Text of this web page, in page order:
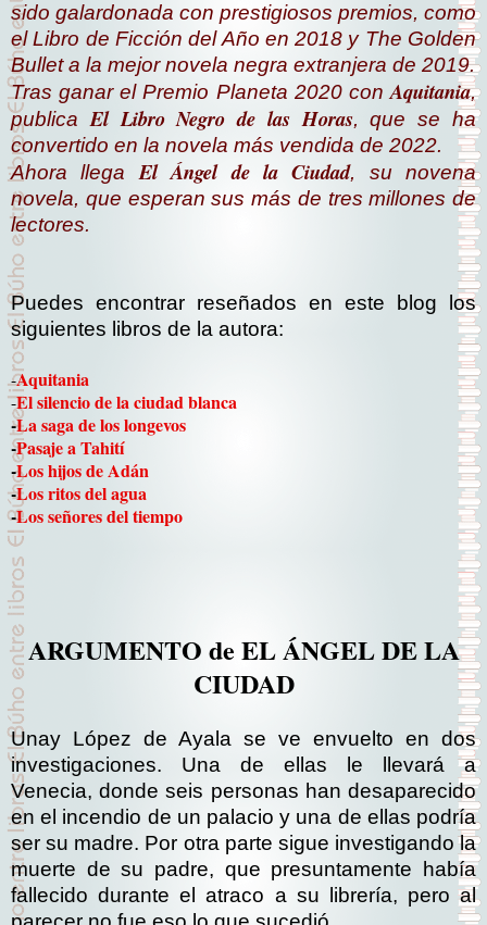
sido galardonada con prestigiosos premios, como
el Libro de Ficción del Año en 2018 y The Golden
Bullet a la mejor novela negra extranjera de 2019.
Tras ganar el Premio Planeta 2020 con Aquitania,
publica El Libro Negro de las Horas, que se ha
convertido en la novela más vendida de 2022.
Ahora llega El Ángel de la Ciudad, su novena
novela, que esperan sus más de tres millones de
lectores.
Puedes encontrar reseñados en este blog los
siguientes libros de la autora:
-Aquitania
-El silencio de la ciudad blanca
-La saga de los longevos
-Pasaje a Tahití
-Los hijos de Adán
-Los ritos del agua
-Los señores del tiempo
ARGUMENTO de EL ÁNGEL DE LA
CIUDAD
Unay López de Ayala se ve envuelto en dos
investigaciones. Una de ellas le llevará a
Venecia, donde seis personas han desaparecido
en el incendio de un palacio y una de ellas podría
ser su madre. Por otra parte sigue investigando la
muerte de su padre, que presuntamente había
fallecido durante el atraco a su librería, pero al